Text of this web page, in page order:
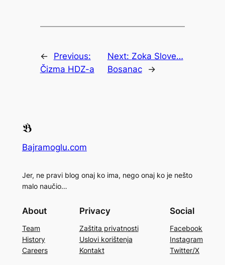
←
Previous:
Čizma HDZ-a
Next: Zoka Slove…
Bosanac
→
Bajramoglu.com
Jer, ne pravi blog onaj ko ima, nego onaj ko je nešto
malo naučio…
About
Team
History
Careers
Privacy
Zaštita privatnosti
Uslovi korištenja
Kontakt
Social
Facebook
Instagram
Twitter/X